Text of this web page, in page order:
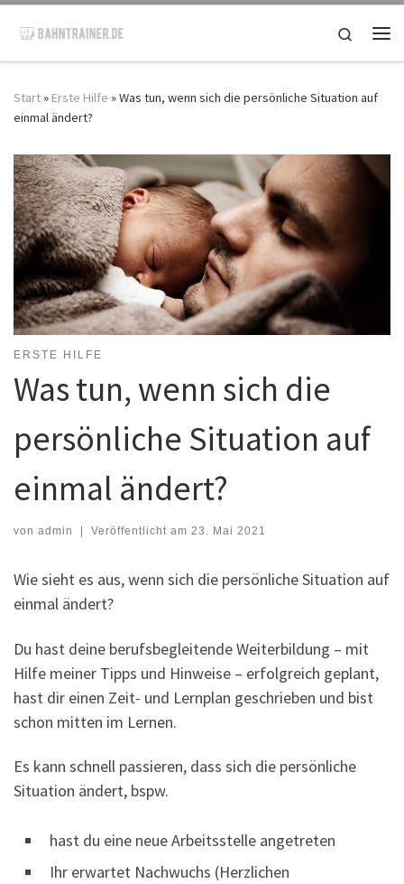
Zum Inhalt springen
Search
Start» Erste Hilfe »Was tun, wenn sich die persönliche Situation auf
einmal ändert?
ERSTE HILFE
Was tun, wenn sich die
persönliche Situation auf
einmal ändert?
von admin Veröffentlicht am 23. Mai 2021
Wie sieht es aus, wenn sich die persönliche Situation auf
einmal ändert?
Du hast deine berufsbegleitende Weiterbildung – mit
Hilfe meiner Tipps und Hinweise – erfolgreich geplant,
hast dir einen Zeit- und Lernplan geschrieben und bist
schon mitten im Lernen.
Es kann schnell passieren, dass sich die persönliche
Situation ändert, bspw.
hast du eine neue Arbeitsstelle angetreten
Ihr erwartet Nachwuchs (Herzlichen